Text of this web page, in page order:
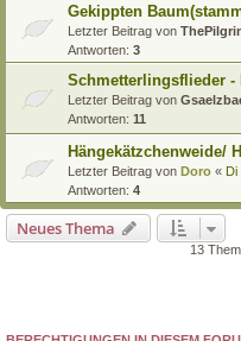
Gekippten
Letzter Beitrag von
Antworten: 3
Schmetterlingsflieder -
Letzter Beitrag von
Antworten: 11
Hängekätzchenweide/
Letzter Beitrag von Doro « Di
Antworten: 4
Neues Thema
13